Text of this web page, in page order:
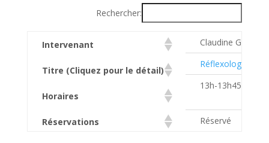
Rechercher:
Intervenant
Titre (Cliquez pour le détail)
Horaires
Réservations
Claudine Gillet
Réflexologie
13h-13h45
Réservé